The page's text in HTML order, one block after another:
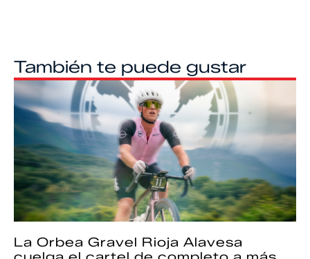
También te puede gustar
La Orbea Gravel Rioja Alavesa